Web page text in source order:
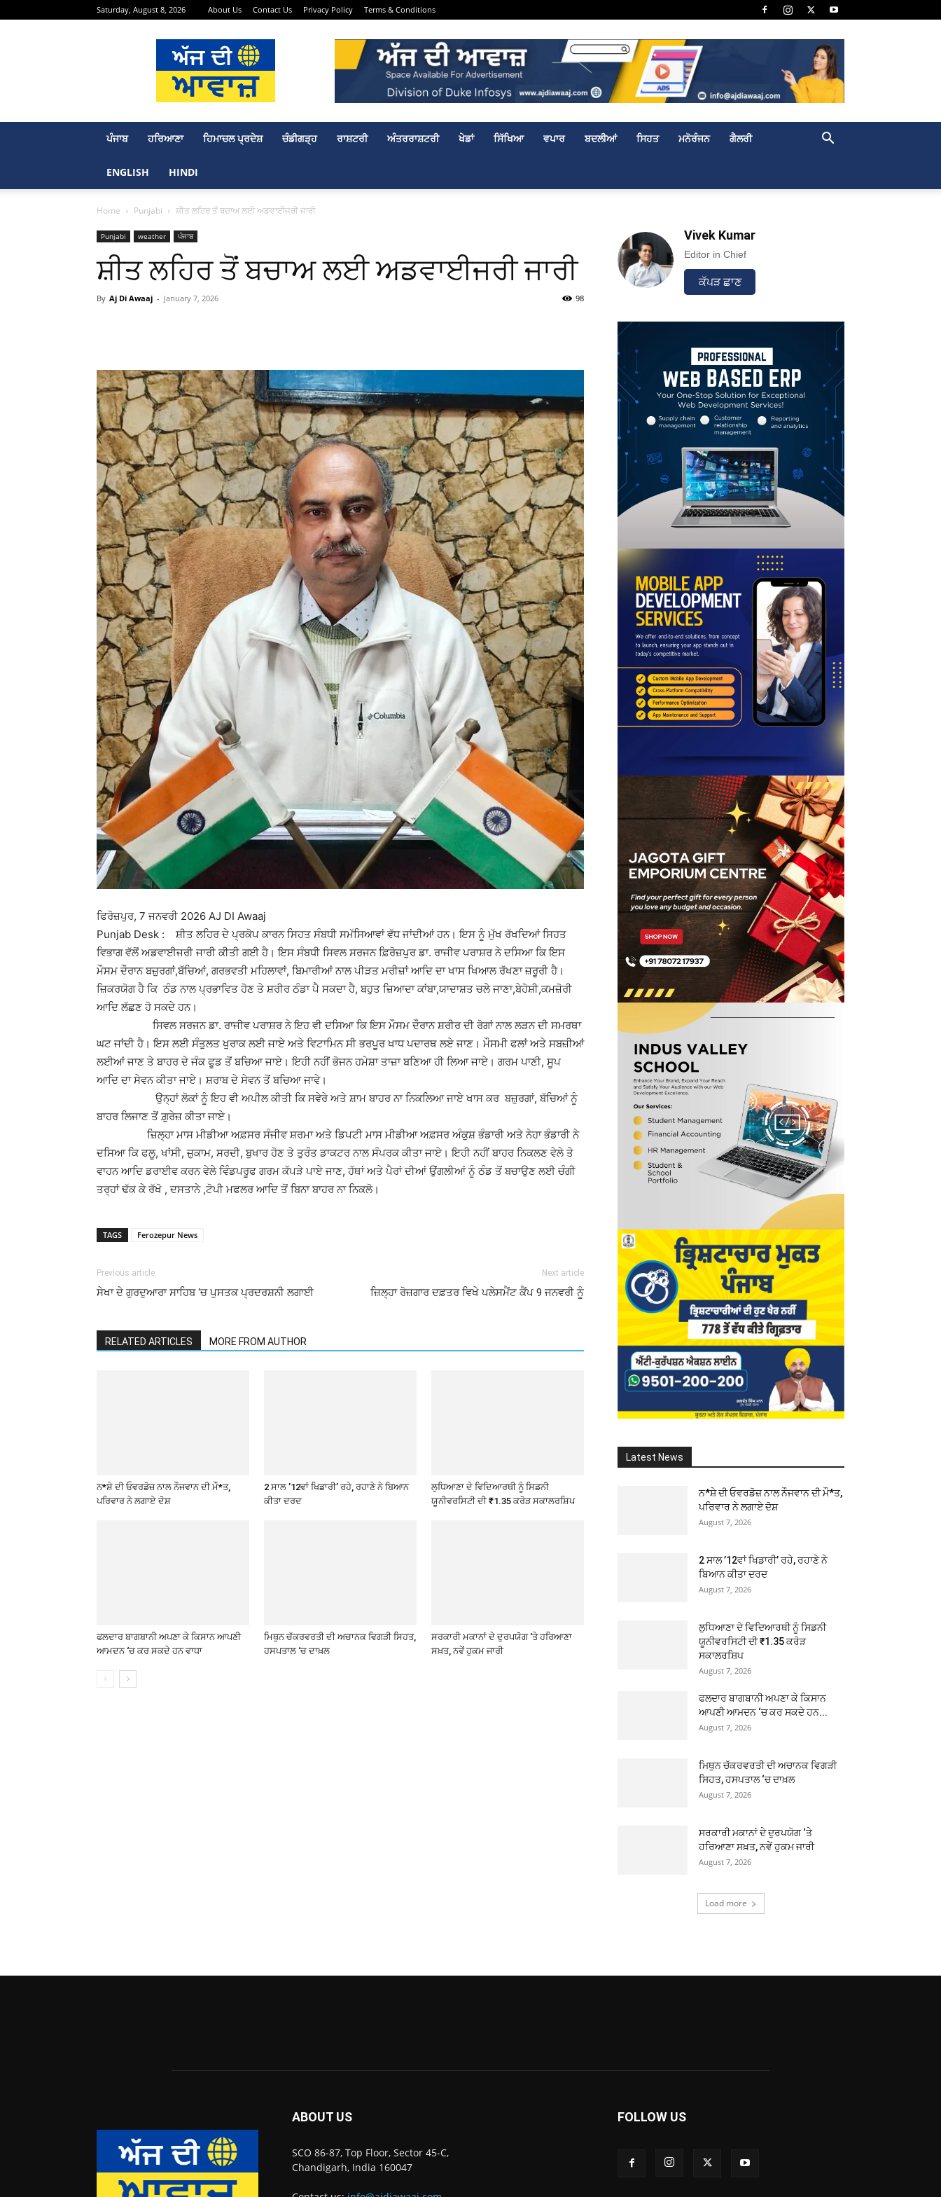
Saturday, August 8, 2026 About Us Contact Us Privacy Policy Terms & Conditions
Aj
Di
Awaaj
–
Punjabi
News
Portal
ਪੰਜਾਬ ਹਰਿਆਣਾ ਹਿਮਾਚਲ ਪ੍ਰਦੇਸ਼ ਚੰਡੀਗੜ੍ਹ ਰਾਸ਼ਟਰੀ ਅੰਤਰਰਾਸ਼ਟਰੀ ਖੇਡਾਂ ਸਿੱਖਿਆ ਵਪਾਰ ਬਦਲੀਆਂ ਸਿਹਤ ਮਨੋਰੰਜਨ ਗੈਲਰੀ
ENGLISH HINDI
Home Punjabi ਸ਼ੀਤ ਲਹਿਰ ਤੋਂ ਬਚਾਅ ਲਈ ਅਡਵਾਈਜਰੀ ਜਾਰੀ
Punjabi weather ਪੰਜਾਬ
ਸ਼ੀਤ ਲਹਿਰ ਤੋਂ ਬਚਾਅ ਲਈ ਅਡਵਾਈਜਰੀ ਜਾਰੀ
By Aj Di Awaaj - January 7, 2026 98
ਫਿਰੋਜ਼ਪੁਰ, 7 ਜਨਵਰੀ 2026 AJ DI Awaaj
Punjab Desk : ਸ਼ੀਤ ਲਹਿਰ ਦੇ ਪ੍ਰਕੋਪ ਕਾਰਨ ਸਿਹਤ ਸੰਬਧੀ ਸਮੱਸਿਆਵਾਂ ਵੱਧ ਜਾਂਦੀਆਂ ਹਨ। ਇਸ ਨੂੰ ਮੁੱਖ ਰੱਖਦਿਆਂ ਸਿਹਤ
ਵਿਭਾਗ ਵੱਲੋਂ ਅਡਵਾਈਜਰੀ ਜਾਰੀ ਕੀਤੀ ਗਈ ਹੈ। ਇਸ ਸੰਬਧੀ ਸਿਵਲ ਸਰਜਨ ਫ਼ਿਰੋਜ਼ਪੁਰ ਡਾ. ਰਾਜੀਵ ਪਰਾਸ਼ਰ ਨੇ ਦਸਿਆ ਕਿ ਇਸ
ਮੌਸਮ ਦੌਰਾਨ ਬਜ਼ੁਰਗਾਂ,ਬੱਚਿਆਂ, ਗਰਭਵਤੀ ਮਹਿਲਾਵਾਂ, ਬਿਮਾਰੀਆਂ ਨਾਲ ਪੀੜਤ ਮਰੀਜ਼ਾਂ ਆਦਿ ਦਾ ਖਾਸ ਖਿਆਲ ਰੱਖਣਾ ਜ਼ਰੂਰੀ ਹੈ।
ਜ਼ਿਕਰਯੋਗ ਹੈ ਕਿ ਠੰਡ ਨਾਲ ਪ੍ਰਭਾਵਿਤ ਹੋਣ ਤੇ ਸ਼ਰੀਰ ਠੰਡਾ ਪੈ ਸਕਦਾ ਹੈ, ਬਹੁਤ ਜ਼ਿਆਦਾ ਕਾਂਬਾ,ਯਾਦਾਸ਼ਤ ਚਲੇ ਜਾਣਾ,ਬੇਹੋਸ਼ੀ,ਕਮਜ਼ੋਰੀ
ਆਦਿ ਲੱਛਣ ਹੋ ਸਕਦੇ ਹਨ।
ਸਿਵਲ ਸਰਜਨ ਡਾ. ਰਾਜੀਵ ਪਰਾਸ਼ਰ ਨੇ ਇਹ ਵੀ ਦਸਿਆ ਕਿ ਇਸ ਮੌਸਮ ਦੌਰਾਨ ਸ਼ਰੀਰ ਦੀ ਰੋਗਾਂ ਨਾਲ ਲੜਨ ਦੀ ਸਮਰਥਾ
ਘਟ ਜਾਂਦੀ ਹੈ। ਇਸ ਲਈ ਸੰਤੁਲਤ ਖੁਰਾਕ ਲਈ ਜਾਏ ਅਤੇ ਵਿਟਾਮਿਨ ਸੀ ਭਰਪੂਰ ਖਾਧ ਪਦਾਰਥ ਲਏ ਜਾਣ। ਮੌਸਮੀ ਫਲਾਂ ਅਤੇ ਸਬਜ਼ੀਆਂ
ਲਈਆਂ ਜਾਣ ਤੇ ਬਾਹਰ ਦੇ ਜੰਕ ਫੂਡ ਤੋਂ ਬਚਿਆ ਜਾਏ। ਇਹੀ ਨਹੀਂ ਭੋਜਨ ਹਮੇਸ਼ਾ ਤਾਜ਼ਾ ਬਣਿਆ ਹੀ ਲਿਆ ਜਾਏ। ਗਰਮ ਪਾਣੀ, ਸੂਪ
ਆਦਿ ਦਾ ਸੇਵਨ ਕੀਤਾ ਜਾਏ। ਸ਼ਰਾਬ ਦੇ ਸੇਵਨ ਤੋਂ ਬਚਿਆ ਜਾਵੇ।
ਉਨ੍ਹਾਂ ਲੋਕਾਂ ਨੂੰ ਇਹ ਵੀ ਅਪੀਲ ਕੀਤੀ ਕਿ ਸਵੇਰੇ ਅਤੇ ਸ਼ਾਮ ਬਾਹਰ ਨਾ ਨਿਕਲਿਆ ਜਾਏ ਖਾਸ ਕਰ ਬਜ਼ੁਰਗਾਂ, ਬੱਚਿਆਂ ਨੂੰ
ਬਾਹਰ ਲਿਜਾਣ ਤੋਂ ਗ਼ੁਰੇਜ਼ ਕੀਤਾ ਜਾਏ।
ਜ਼ਿਲ੍ਹਾ ਮਾਸ ਮੀਡੀਆ ਅਫ਼ਸਰ ਸੰਜੀਵ ਸ਼ਰਮਾ ਅਤੇ ਡਿਪਟੀ ਮਾਸ ਮੀਡੀਆ ਅਫ਼ਸਰ ਅੰਕੁਸ਼ ਭੰਡਾਰੀ ਅਤੇ ਨੇਹਾ ਭੰਡਾਰੀ ਨੇ
ਦਸਿਆ ਕਿ ਫਲੂ, ਖਾਂਸੀ, ਜ਼ੁਕਾਮ, ਸਰਦੀ, ਬੁਖਾਰ ਹੋਣ ਤੇ ਤੁਰੰਤ ਡਾਕਟਰ ਨਾਲ ਸੰਪਰਕ ਕੀਤਾ ਜਾਏ। ਇਹੀ ਨਹੀਂ ਬਾਹਰ ਨਿਕਲਣ ਵੇਲੇ ਤੇ
ਵਾਹਨ ਆਦਿ ਡਰਾਈਵ ਕਰਨ ਵੇਲੇ ਵਿੰਡਪਰੂਫ ਗਰਮ ਕੱਪੜੇ ਪਾਏ ਜਾਣ, ਹੱਥਾਂ ਅਤੇ ਪੈਰਾਂ ਦੀਆਂ ਉਂਗਲੀਆਂ ਨੂੰ ਠੰਡ ਤੋਂ ਬਚਾਉਣ ਲਈ ਚੰਗੀ
ਤਰ੍ਹਾਂ ਢੱਕ ਕੇ ਰੱਖੋ , ਦਸਤਾਨੇ ,ਟੋਪੀ ਮਫਲਰ ਆਦਿ ਤੋਂ ਬਿਨਾ ਬਾਹਰ ਨਾ ਨਿਕਲੋ।
TAGS Ferozepur News
Previous article
ਸੇਖਾ ਦੇ ਗੁਰਦੁਆਰਾ ਸਾਹਿਬ ‘ਚ ਪੁਸਤਕ ਪ੍ਰਦਰਸ਼ਨੀ ਲਗਾਈ
Next article
ਜ਼ਿਲ੍ਹਾ ਰੋਜ਼ਗਾਰ ਦਫ਼ਤਰ ਵਿਖੇ ਪਲੇਸਮੈਂਟ ਕੈਂਪ 9 ਜਨਵਰੀ ਨੂੰ
RELATED ARTICLES MORE FROM AUTHOR
ਨ*ਸ਼ੇ ਦੀ ਓਵਰਡੋਜ਼ ਨਾਲ ਨੌਜਵਾਨ ਦੀ ਮੌ*ਤ,
ਪਰਿਵਾਰ ਨੇ ਲਗਾਏ ਦੋਸ਼
2 ਸਾਲ ’12ਵਾਂ ਖਿਡਾਰੀ’ ਰਹੇ, ਰਹਾਣੇ ਨੇ ਬਿਆਨ
ਕੀਤਾ ਦਰਦ
ਲੁਧਿਆਣਾ ਦੇ ਵਿਦਿਆਰਥੀ ਨੂੰ ਸਿਡਨੀ
ਯੂਨੀਵਰਸਿਟੀ ਦੀ ₹1.35 ਕਰੋੜ ਸਕਾਲਰਸ਼ਿਪ
ਫਲਦਾਰ ਬਾਗਬਾਨੀ ਅਪਣਾ ਕੇ ਕਿਸਾਨ ਆਪਣੀ
ਆਮਦਨ ‘ਚ ਕਰ ਸਕਦੇ ਹਨ ਵਾਧਾ
ਮਿਥੁਨ ਚੱਕਰਵਰਤੀ ਦੀ ਅਚਾਨਕ ਵਿਗੜੀ ਸਿਹਤ,
ਹਸਪਤਾਲ ‘ਚ ਦਾਖ਼ਲ
ਸਰਕਾਰੀ ਮਕਾਨਾਂ ਦੇ ਦੁਰਪਯੋਗ ‘ਤੇ ਹਰਿਆਣਾ
ਸਖ਼ਤ, ਨਵੇਂ ਹੁਕਮ ਜਾਰੀ
Vivek Kumar
Editor in Chief
ਕੱਪੜ ਛਾਣ
Latest News
ਨ*ਸ਼ੇ ਦੀ ਓਵਰਡੋਜ਼ ਨਾਲ ਨੌਜਵਾਨ ਦੀ ਮੌ*ਤ,
ਪਰਿਵਾਰ ਨੇ ਲਗਾਏ ਦੋਸ਼
August 7, 2026
2 ਸਾਲ ’12ਵਾਂ ਖਿਡਾਰੀ’ ਰਹੇ, ਰਹਾਣੇ ਨੇ
ਬਿਆਨ ਕੀਤਾ ਦਰਦ
August 7, 2026
ਲੁਧਿਆਣਾ ਦੇ ਵਿਦਿਆਰਥੀ ਨੂੰ ਸਿਡਨੀ
ਯੂਨੀਵਰਸਿਟੀ ਦੀ ₹1.35 ਕਰੋੜ
ਸਕਾਲਰਸ਼ਿਪ
August 7, 2026
ਫਲਦਾਰ ਬਾਗਬਾਨੀ ਅਪਣਾ ਕੇ ਕਿਸਾਨ
ਆਪਣੀ ਆਮਦਨ ‘ਚ ਕਰ ਸਕਦੇ ਹਨ...
August 7, 2026
ਮਿਥੁਨ ਚੱਕਰਵਰਤੀ ਦੀ ਅਚਾਨਕ ਵਿਗੜੀ
ਸਿਹਤ, ਹਸਪਤਾਲ ‘ਚ ਦਾਖ਼ਲ
August 7, 2026
ਸਰਕਾਰੀ ਮਕਾਨਾਂ ਦੇ ਦੁਰਪਯੋਗ ‘ਤੇ
ਹਰਿਆਣਾ ਸਖ਼ਤ, ਨਵੇਂ ਹੁਕਮ ਜਾਰੀ
August 7, 2026
Load more
ABOUT US
SCO 86-87, Top Floor, Sector 45-C,
Chandigarh, India 160047
FOLLOW US